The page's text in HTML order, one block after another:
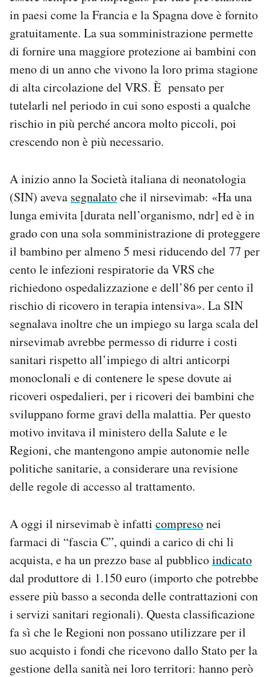
in paesi come la Francia e la Spagna dove è fornito
gratuitamente. La sua somministrazione permette
di fornire una maggiore protezione ai bambini con
meno di un anno che vivono la loro prima stagione
di alta circolazione del VRS. È pensato per
tutelarli nel periodo in cui sono esposti a qualche
rischio in più perché ancora molto piccoli, poi
crescendo non è più necessario.
A inizio anno la Società italiana di neonatologia
(SIN) aveva segnalatoche il nirsevimab: «Ha una
lunga emivita [durata nell’organismo, ndr] ed è in
grado con una sola somministrazione di proteggere
il bambino per almeno 5 mesi riducendo del 77 per
cento le infezioni respiratorie da VRS che
richiedono ospedalizzazione e dell’86 per cento il
rischio di ricovero in terapia intensiva». La SIN
segnalava inoltre che un impiego su larga scala del
nirsevimab avrebbe permesso di ridurre i costi
sanitari rispetto all’impiego di altri anticorpi
monoclonali e di contenere le spese dovute ai
ricoveri ospedalieri, per i ricoveri dei bambini che
sviluppano forme gravi della malattia. Per questo
motivo invitava il ministero della Salute e le
Regioni, che mantengono ampie autonomie nelle
politiche sanitarie, a considerare una revisione
delle regole di accesso al trattamento.
A oggi il nirsevimab è infatti compresonei
farmaci di “fascia C”, quindi a carico di chi li
acquista, e ha un prezzo base al pubblicoindicato
dal produttore di 1.150 euro (importo che potrebbe
essere più basso a seconda delle contrattazioni con
i servizi sanitari regionali). Questa classificazione
fa sì che le Regioni non possano utilizzare per il
suo acquisto i fondi che ricevono dallo Stato per la
gestione della sanità nei loro territori: hanno però